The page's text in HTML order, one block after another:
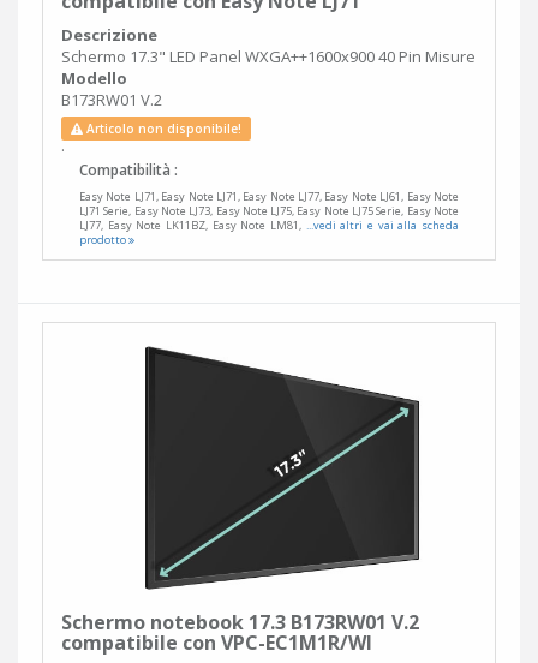
Descrizione
Schermo 17.3" LED Panel WXGA++1600x900 40 Pin Misure
Modello
B173RW01 V.2
Articolo non disponibile!
.
Compatibilità :
Easy Note LJ71, Easy Note LJ71, Easy Note LJ77, Easy Note LJ61, Easy Note
LJ71 Serie, Easy Note LJ73, Easy Note LJ75, Easy Note LJ75 Serie, Easy Note
LJ77, Easy Note LK11BZ, Easy Note LM81, ...vedi altri e vai alla scheda
prodotto
Schermo notebook 17.3 B173RW01 V.2
compatibile con VPC-EC1M1R/WI